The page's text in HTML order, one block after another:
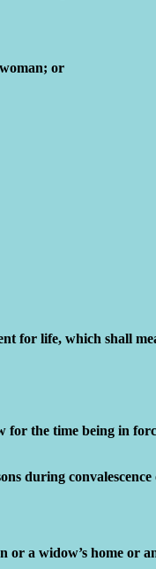
or
for life, which shall
for the time being in
during
or a widow’s home or